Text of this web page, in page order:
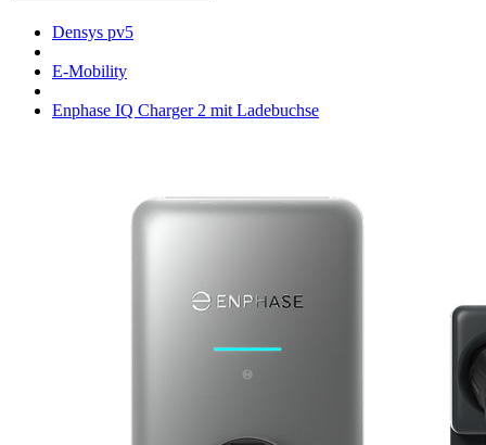
Densys pv5
E-Mobility
Enphase IQ Charger 2 mit Ladebuchse